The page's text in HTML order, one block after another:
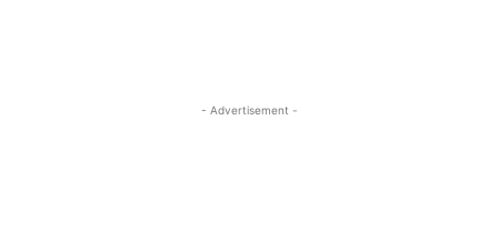
- Advertisement -